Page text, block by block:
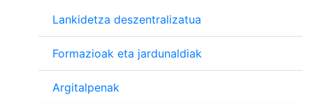
Lankidetza deszentralizatua
Formazioak eta jardunaldiak
Argitalpenak